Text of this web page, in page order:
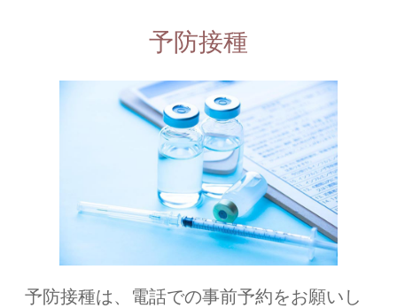
予防接種
予防接種は、電話での事前予約をお願いし